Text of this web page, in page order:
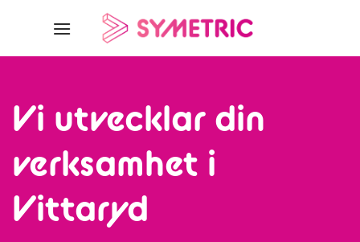
Vi utvecklar din
verksamhet i
Vittaryd